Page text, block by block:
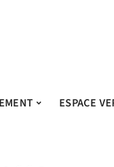
ESPACE